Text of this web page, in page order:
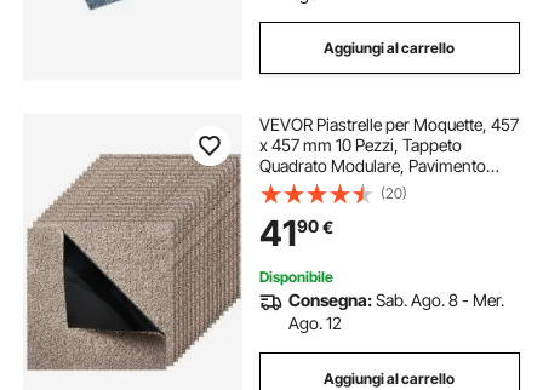
Aggiungi al carrello
VEVOR Piastrelle per Moquette, 457
x 457 mm 10 Pezzi, Tappeto
Quadrato Modulare, Pavimento
Morbido Imbottito per Copertura
Senza Cuciture 2,09 ㎡, per
Soggiorno Camera da Letto,
Marrone Chiaro
(20)
4190€
Disponibile
Consegna:Sab. Ago. 8 - Mer.
Ago. 12
Aggiungi al carrello